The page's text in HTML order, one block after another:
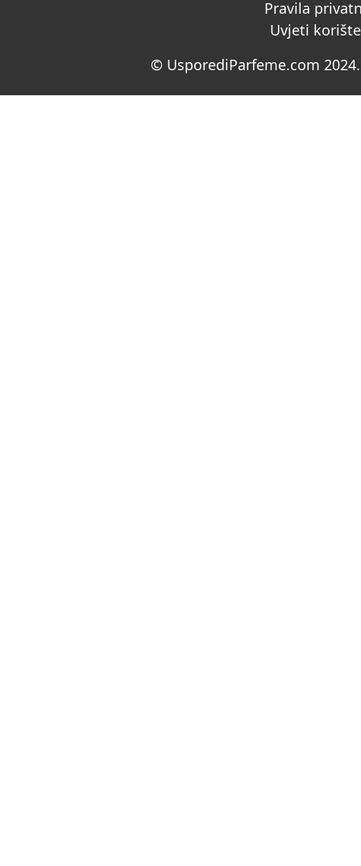
Pravila
Uvjeti
© UsporediParfeme.com